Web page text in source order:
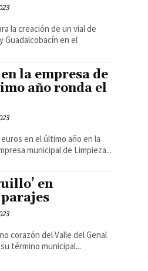
la creación de un vial de
Guadalcobacín en el
la empresa de
año ronda el
en el último año en la
municipal de Limpieza...
en
corazón del Valle del Genal
término municipal...